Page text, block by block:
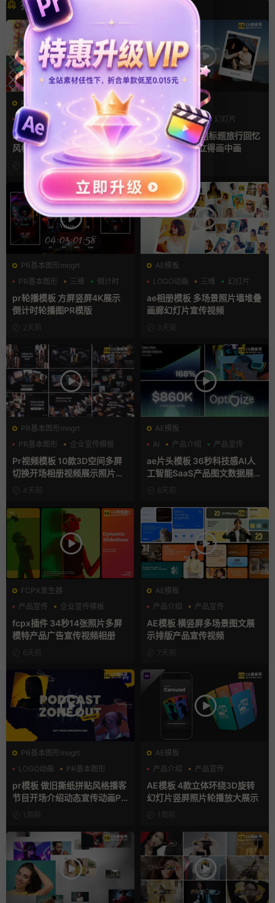
猜你喜欢
FCPX转场
噪点
复古风 快剪模板
finalcutpro插件 9组胶片电影
风格快剪转场FCPX插件
19小时前
AE模板
作品集
回忆 幻灯片
AE相册模板 6组标题旅行回忆
照片作品集拍立得画中画
20小时前
PR基本图形mogrt
PR基本图形
三维 倒计时
pr轮播模板 方屏竖屏4K展示
倒计时轮播图PR模版
2天前
AE模板
LOGO动画
三维 幻灯片
ae相册模板 多场景照片墙堆叠
画廊幻灯片宣传视频
3天前
PR基本图形mogrt
PR基本图形
企业宣传模板
幻灯片
Pr视频模板 10款3D空间多屏
切换开场相册视频展示照片墙
pr模板
4天前
AE模板
AI
产品介绍 产品宣传
ae片头模板 36秒科技感AI人
工智能SaaS产品图文数据展示
宣传视频AE模板
6天前
FCPX发生器
产品宣传
企业宣传模板
分屏模板
fcpx插件 34秒14张照片多屏
模特产品广告宣传视频相册
6天前
AE模板
产品介绍
产品宣传
产品展示
AE模板 横竖屏多场景图文展
示排版产品宣传视频
7天前
PR基本图形mogrt
LOGO动画
PR基本图形
复古风
pr模板 做旧撕纸拼贴风格播客
节目开场介绍动态宣传动画PR
模版1周前
AE模板
产品介绍
产品宣传
产品展示
AE模板 4款立体环绕3D旋转
幻灯片竖屏照片轮播放大展示
1周前